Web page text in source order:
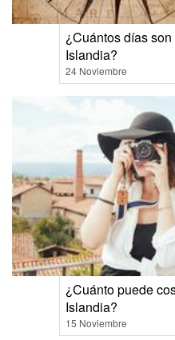
¿Cuántos días
Islandia?
24 Noviembre
¿Cuánto puede
Islandia?
15 Noviembre